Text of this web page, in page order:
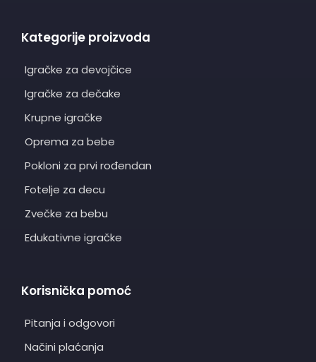
Kategorije proizvoda
Igračke za devojčice
Igračke za dečake
Krupne igračke
Oprema za bebe
Pokloni za prvi rođendan
Fotelje za decu
Zvečke za bebu
Edukativne igračke
Korisnička pomoć
Pitanja i odgovori
Načini plaćanja